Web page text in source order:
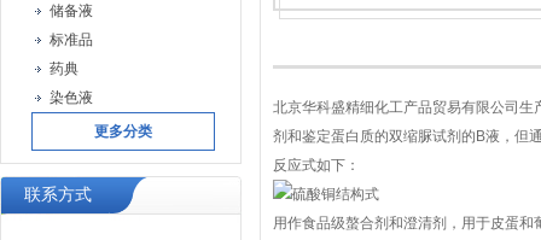
储备液
标准品
药典
染色液
更多分类
联系方式
北京华科盛精细化工产品贸易有限公司生
剂和鉴定蛋白质的双缩脲试剂的B液，但
反应式如下：
用作食品级螯合剂和澄清剂，用于皮蛋和